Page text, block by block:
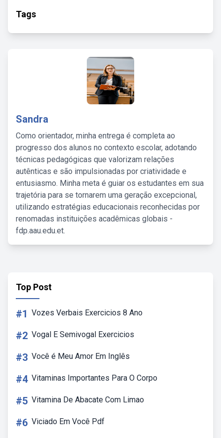
Tags
Sandra
Como orientador, minha entrega é completa ao
progresso dos alunos no contexto escolar, adotando
técnicas pedagógicas que valorizam relações
autênticas e são impulsionadas por criatividade e
entusiasmo. Minha meta é guiar os estudantes em sua
trajetória para se tornarem uma geração excepcional,
utilizando estratégias educacionais reconhecidas por
renomadas instituições acadêmicas globais -
fdp.aau.edu.et.
Top Post
#1 Vozes Verbais Exercicios 8 Ano
#2 Vogal E Semivogal Exercicios
#3 Você é Meu Amor Em Inglês
#4 Vitaminas Importantes Para O Corpo
#5 Vitamina De Abacate Com Limao
#6 Viciado Em Você Pdf